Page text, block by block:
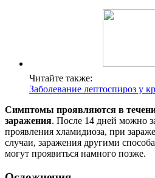
Читайте также:
Заболевание лептоспироз у
Симптомы проявляются в
заражения. После 14 дней можно
проявления хламидиоза, при
случаи, заражения другими
могут проявиться намного позже.